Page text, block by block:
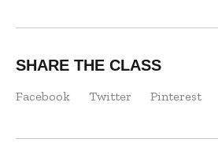
SHARE THE CLASS
Facebook Twitter Pinterest